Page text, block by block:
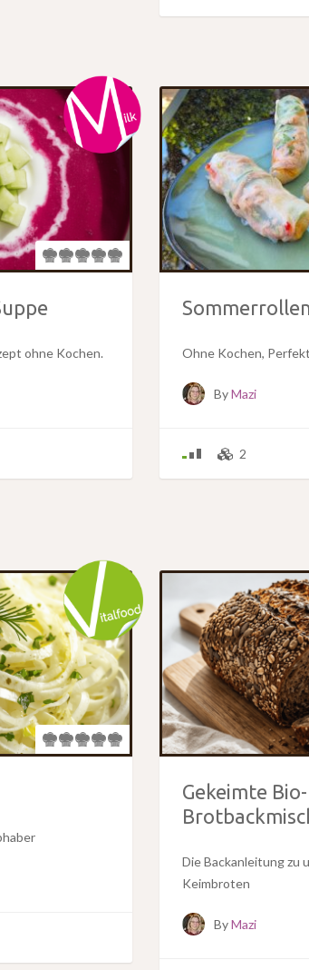
ohne Kochen.
Sommerrollen
Ohne Kochen,
ByMazi
2
Gekeimte Bio-
Die Backanleitung zu
Keimbroten
ByMazi